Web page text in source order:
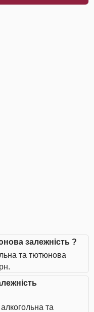
залежність ?
та тютюнова
та